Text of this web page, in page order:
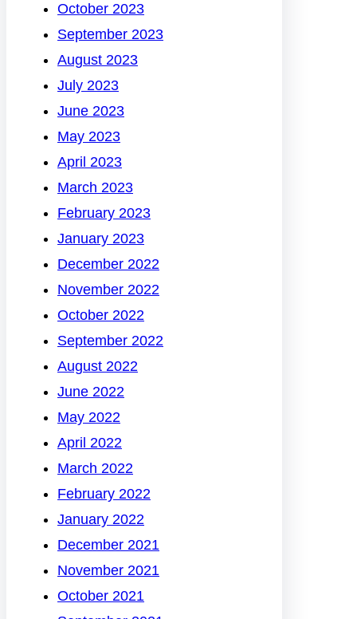
October 2023
September 2023
August 2023
July 2023
June 2023
May 2023
April 2023
March 2023
February 2023
January 2023
December 2022
November 2022
October 2022
September 2022
August 2022
June 2022
May 2022
April 2022
March 2022
February 2022
January 2022
December 2021
November 2021
October 2021